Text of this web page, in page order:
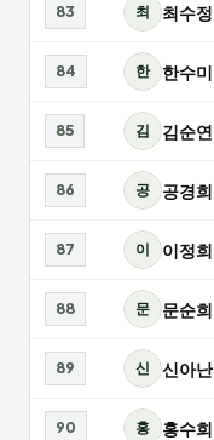
83 최 최수정
84 한 한수미
85 김 김순연
86 공 공경희
87 이 이정희
88 문 문순희
89 신 신아난
90 홍 홍수희